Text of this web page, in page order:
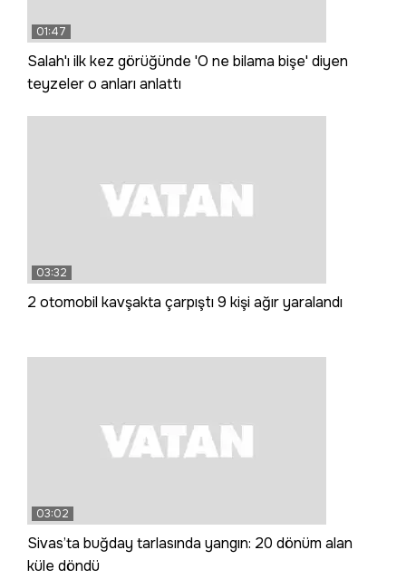
01:47
Salah'ı ilk kez görüğünde 'O ne bilama bişe' diyen
teyzeler o anları anlattı
03:32
2 otomobil kavşakta çarpıştı 9 kişi ağır yaralandı
03:02
Sivas’ta buğday tarlasında yangın: 20 dönüm alan
küle döndü